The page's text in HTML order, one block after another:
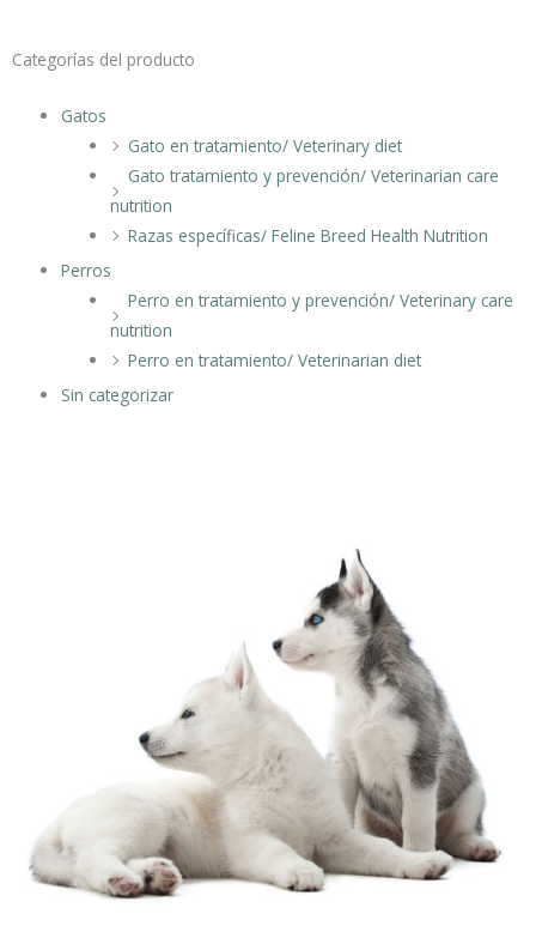
Categorías del producto
Gatos
Gato en tratamiento/ Veterinary diet
Gato tratamiento y prevención/ Veterinarian care
nutrition
Razas específicas/ Feline Breed Health Nutrition
Perros
Perro en tratamiento y prevención/ Veterinary care
nutrition
Perro en tratamiento/ Veterinarian diet
Sin categorizar